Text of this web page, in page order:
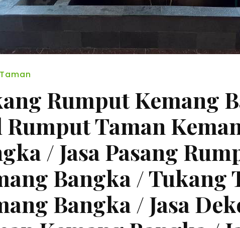
Rumput Kemang
Rumput Taman
/ Jasa Pasang
Bangka / Tukang
Bangka / Jasa